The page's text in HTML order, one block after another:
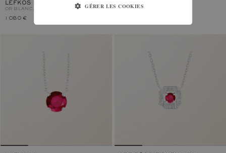
LEFKOS PERLE
OR BLANC, RUBIS
1 080 €
GÉRER LES COOKIES